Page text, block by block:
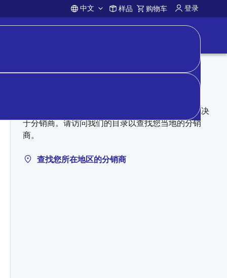
Account
中文 样品 购物车 登录
授权分销商可能有库存。定价、库存和条款完全取决
于分销商。请访问我们的目录以查找您当地的分销
商。
查找您所在地区的分销商